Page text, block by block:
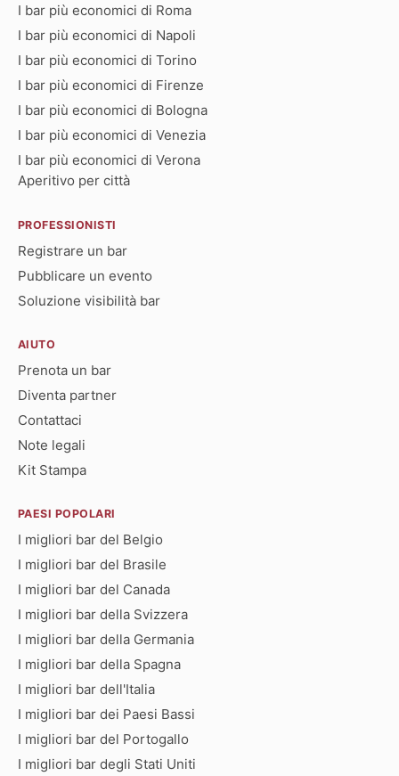
I bar più economici di Roma
I bar più economici di Napoli
I bar più economici di Torino
I bar più economici di Firenze
I bar più economici di Bologna
I bar più economici di Venezia
I bar più economici di Verona
Aperitivo per città
PROFESSIONISTI
Registrare un bar
Pubblicare un evento
Soluzione visibilità bar
AIUTO
Prenota un bar
Diventa partner
Contattaci
Note legali
Kit Stampa
PAESI POPOLARI
I migliori bar del Belgio
I migliori bar del Brasile
I migliori bar del Canada
I migliori bar della Svizzera
I migliori bar della Germania
I migliori bar della Spagna
I migliori bar dell'Italia
I migliori bar dei Paesi Bassi
I migliori bar del Portogallo
I migliori bar degli Stati Uniti